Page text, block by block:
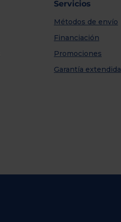
Servicios
Métodos de envío
Financiación
Promociones
Garantía extendida